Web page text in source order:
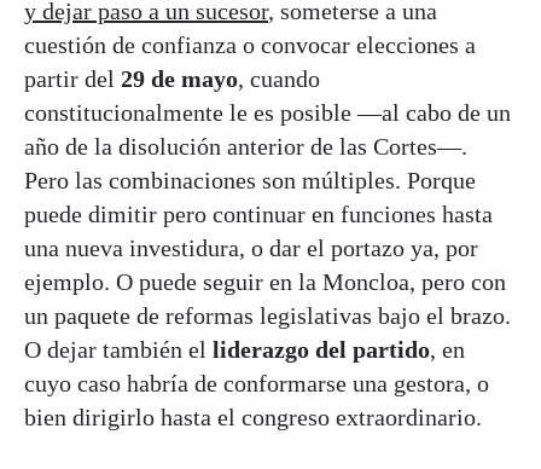
y dejar paso a un sucesor, someterse a una
cuestión de confianza o convocar elecciones a
partir del 29 de mayo, cuando
constitucionalmente le es posible —al cabo de un
año de la disolución anterior de las Cortes—.
Pero las combinaciones son múltiples. Porque
puede dimitir pero continuar en funciones hasta
una nueva investidura, o dar el portazo ya, por
ejemplo. O puede seguir en la Moncloa, pero con
un paquete de reformas legislativas bajo el brazo.
O dejar también el liderazgo del partido, en
cuyo caso habría de conformarse una gestora, o
bien dirigirlo hasta el congreso extraordinario.